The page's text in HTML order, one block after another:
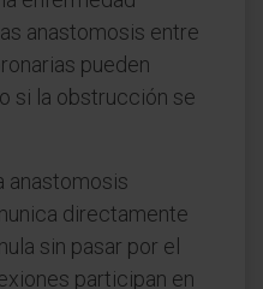
anastomosis entre
pueden
si la obstrucción se
anastomosis
directamente
sin pasar por el
participan en